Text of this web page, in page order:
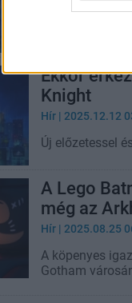
| 2025.12.26
Ekkor
Knight
Hír | 2025.12.12
Új előzetessel
A Lego
még az
Hír | 2025.08.25
A köpenyes
Gotham